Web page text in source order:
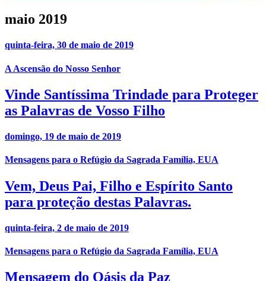
maio 2019
quinta-feira, 30 de maio de 2019
A Ascensão do Nosso Senhor
Vinde Santíssima Trindade para Proteger
as Palavras de Vosso Filho
domingo, 19 de maio de 2019
Mensagens para o Refúgio da Sagrada Família, EUA
Vem, Deus Pai, Filho e Espírito Santo
para proteção destas Palavras.
quinta-feira, 2 de maio de 2019
Mensagens para o Refúgio da Sagrada Família, EUA
Mensagem do Oásis da Paz